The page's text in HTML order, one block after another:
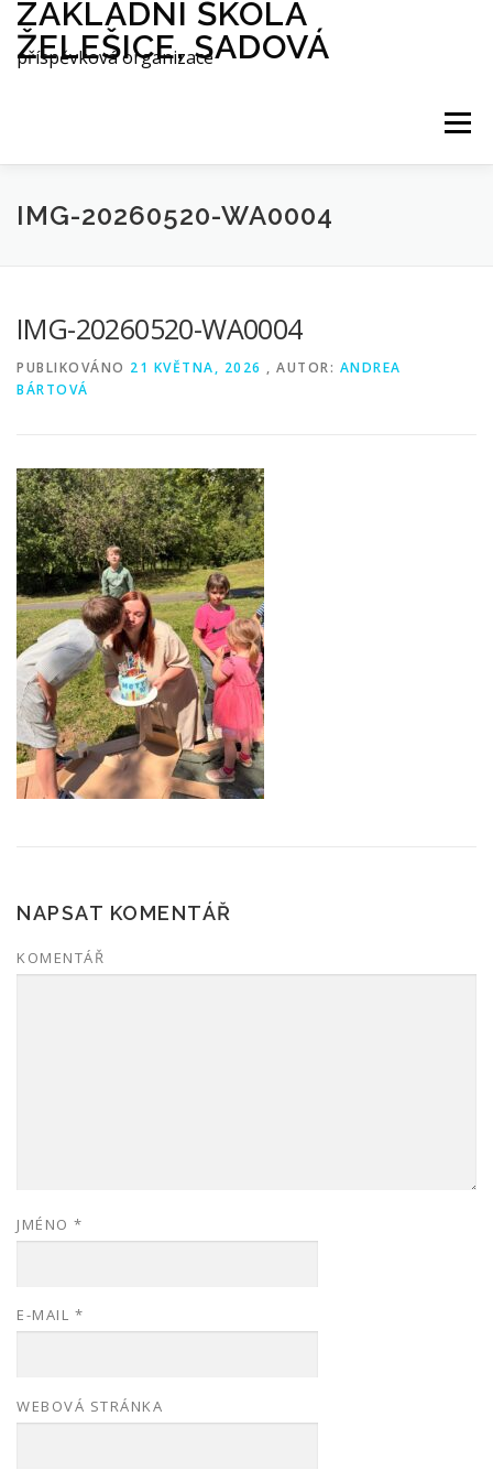
Přeskočit
obsah
ZÁKLADNÍ ŠKOLA
ŽELEŠICE, SADOVÁ
příspěvková organizace
Menu
O NÁS ŠKOLA AES
AKTUALITY REFERENCE
IMG-20260520-WA0004
IMG-20260520-WA0004
PUBLIKOVÁNO 21 KVĚTNA, 2026 , AUTOR: ANDREA
BÁRTOVÁ
NAPSAT KOMENTÁŘ
KOMENTÁŘ
JMÉNO *
E-MAIL *
WEBOVÁ STRÁNKA